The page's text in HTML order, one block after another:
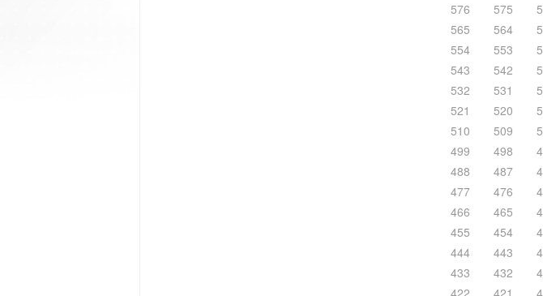
576
575
565
564
554
553
543
542
532
531
521
520
510
509
499
498
488
487
477
476
466
465
455
454
444
443
433
432
422
421